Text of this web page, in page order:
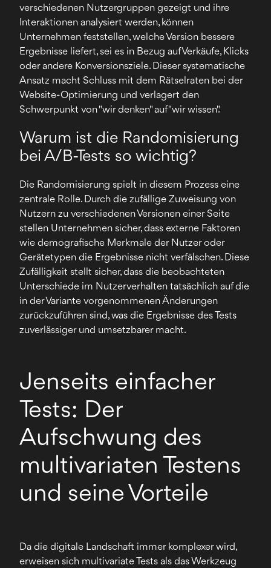
verschiedenen Nutzergruppen gezeigt und ihre
Interaktionen analysiert werden, können
Unternehmen feststellen, welche Version bessere
Ergebnisse liefert, sei es in Bezug auf Verkäufe, Klicks
oder andere Konversionsziele. Dieser systematische
Ansatz macht Schluss mit dem Rätselraten bei der
Website-Optimierung und verlagert den
Schwerpunkt von "wir denken" auf "wir wissen".
Warum ist die Randomisierung
bei A/B-Tests so wichtig?
Die Randomisierung spielt in diesem Prozess eine
zentrale Rolle. Durch die zufällige Zuweisung von
Nutzern zu verschiedenen Versionen einer Seite
stellen Unternehmen sicher, dass externe Faktoren
wie demografische Merkmale der Nutzer oder
Gerätetypen die Ergebnisse nicht verfälschen. Diese
Zufälligkeit stellt sicher, dass die beobachteten
Unterschiede im Nutzerverhalten tatsächlich auf die
in der Variante vorgenommenen Änderungen
zurückzuführen sind, was die Ergebnisse des Tests
zuverlässiger und umsetzbarer macht.
Jenseits einfacher
Tests: Der
Aufschwung des
multivariaten Testens
und seine Vorteile
Da die digitale Landschaft immer komplexer wird,
erweisen sich multivariate Tests als das Werkzeug